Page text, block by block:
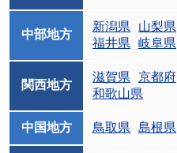
中部地方
新潟県 山梨県
福井県
岐阜県
関西地方
滋賀県 京都府
和歌山県
中国地方 鳥取県 島根県